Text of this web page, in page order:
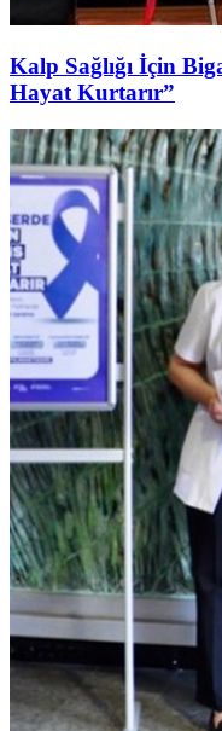
Kalp Sağlığı İçin
Hayat Kurtarır”